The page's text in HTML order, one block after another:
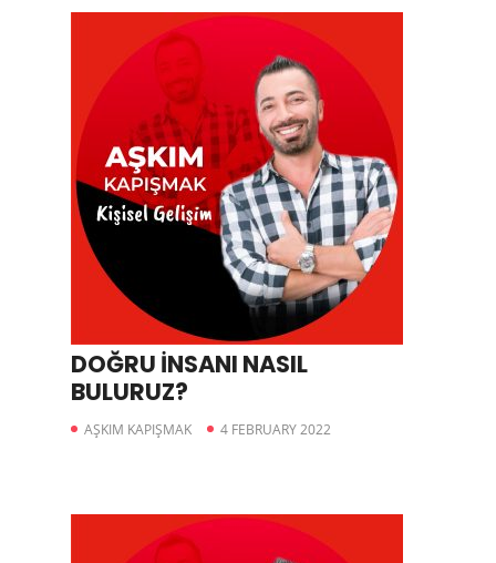
DOĞRU İNSANI NASIL
BULURUZ?
AŞKIM KAPIŞMAK 4 FEBRUARY 2022